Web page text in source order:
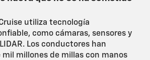
utiliza tecnología
como cámaras, sensores y
Los conductores han
mil millones de millas con manos